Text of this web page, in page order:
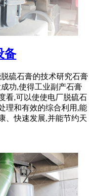
备
硫石膏的技术研究石膏
功,使得工业副产石膏
看,可以使使电厂脱硫石
理和有效的综合利用,能
、快速发展,并能节约天